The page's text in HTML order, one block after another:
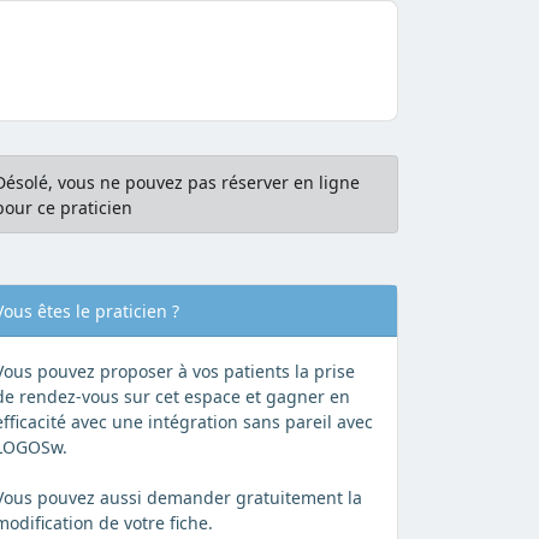
vous ne pouvez pas réserver en ligne
ce praticien
êtes le praticien ?
pouvez proposer à vos patients la prise
rendez-vous sur cet espace et gagner en
avec une intégration sans pareil avec
pouvez aussi demander gratuitement la
de votre fiche.